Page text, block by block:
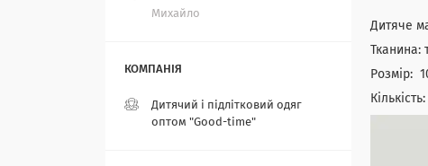
Дитяче
Тканина:
Розмір:
Михайло
Дитячий і підлітковий одяг
оптом "Good-time"